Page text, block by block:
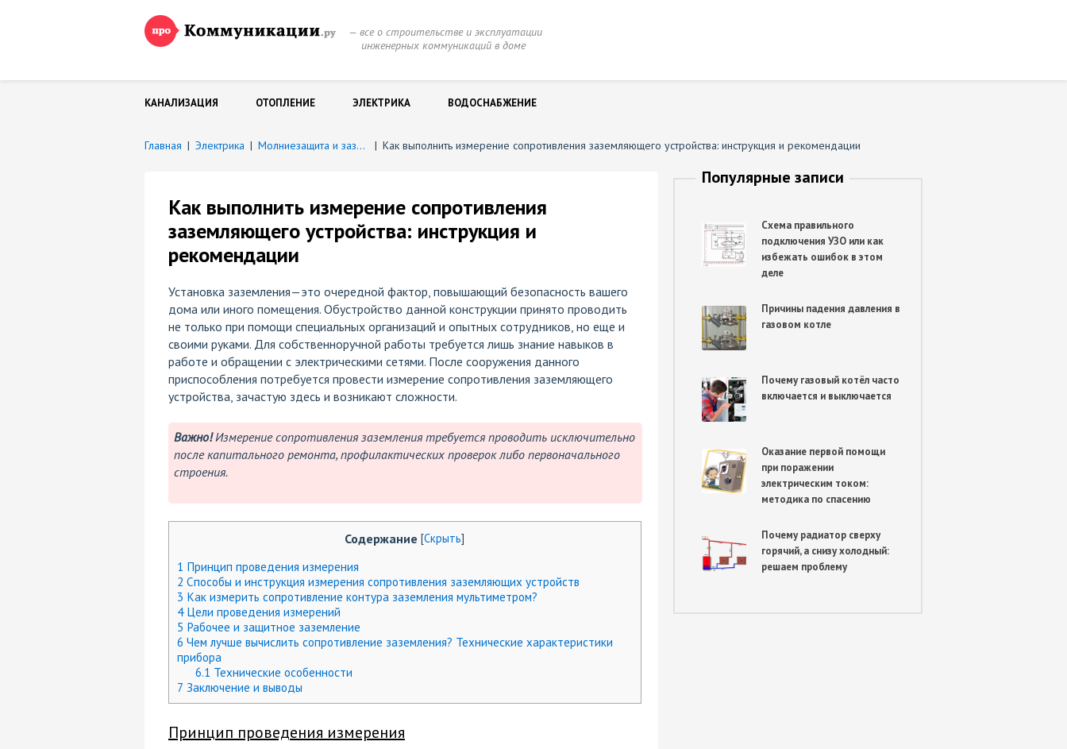
— все о строительстве и эксплуатации
инженерных коммуникаций в доме
КАНАЛИЗАЦИЯ ОТОПЛЕНИЕ ЭЛЕКТРИКА ВОДОСНАБЖЕНИЕ
Главная | Электрика | Молниезащита и заземление | Как выполнить измерение сопротивления заземляющего устройства: инструкция и рекомендации
Как выполнить измерение сопротивления
заземляющего устройства: инструкция и
рекомендации
Установка заземления—это очередной фактор, повышающий безопасность вашего
дома или иного помещения. Обустройство данной конструкции принято проводить
не только при помощи специальных организаций и опытных сотрудников, но еще и
своими руками. Для собственноручной работы требуется лишь знание навыков в
работе и обращении с электрическими сетями. После сооружения данного
приспособления потребуется провести измерение сопротивления заземляющего
устройства, зачастую здесь и возникают сложности.
Важно!Измерение сопротивления заземления требуется проводить исключительно
после капитального ремонта, профилактических проверок либо первоначального
строения.
Содержание [Скрыть]
1 Принцип проведения измерения
2 Способы и инструкция измерения сопротивления заземляющих устройств
3 Как измерить сопротивление контура заземления мультиметром?
4Цели проведения измерений
5 Рабочее и защитное заземление
6 Чем лучше вычислить сопротивление заземления? Технические характеристики
прибора
6.1 Технические особенности
7 Заключение и выводы
Принцип проведения измерения
Популярные записи
Схема правильного
подключения УЗО или как
избежать ошибок в этом
деле
Причины падения давления в
газовом котле
Почему газовый котёл часто
включается и выключается
Оказание первой помощи
при поражении
электрическим током:
методика по спасению
Почему радиатор сверху
горячий, а снизу холодный:
решаем проблему